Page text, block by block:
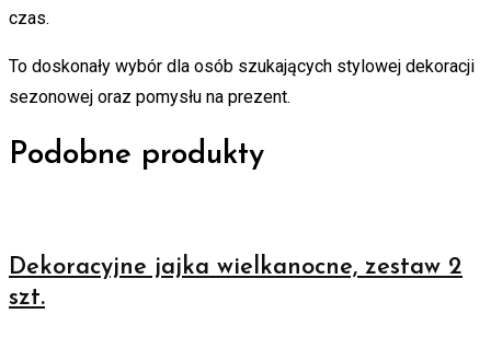
czas.
To doskonały wybór dla osób szukających stylowej dekoracji
sezonowej oraz pomysłu na prezent.
Podobne produkty
Dekoracyjne jajka wielkanocne, zestaw 2
szt.